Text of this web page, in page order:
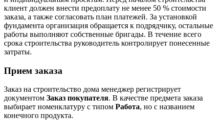
клиент должен внести предоплату не менее 50 % стоимости
заказа, а также согласовать план платежей. За установкой
фундамента организация обращается к подрядчику, остальные
работы выполняют собственные бригады. В течение всего
срока строительства руководитель контролирует понесенные
затраты.
Прием заказа
Заказ на строительство дома менеджер регистрирует
документом Заказ покупателя. В качестве предмета заказа
выбирает номенклатуру с типом Работа, но с названием
конечного продукта.